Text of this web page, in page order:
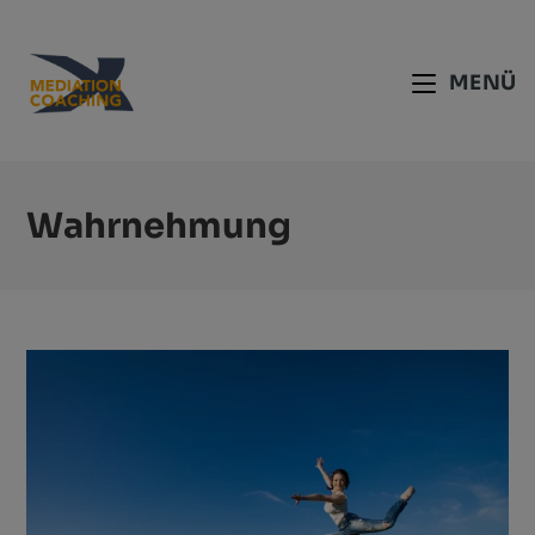
MENÜ
Wahrnehmung